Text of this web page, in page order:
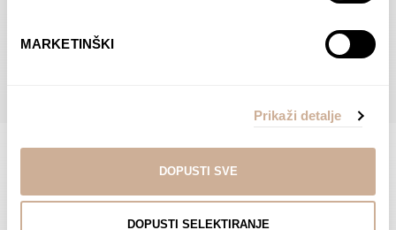
MARKETINŠKI
Prikaži detalje
DOPUSTI SVE
DOPUSTI SELEKTIRANJE
75,00 €
do
138,00 €
POGLEDAJTE SVE PROIZVODE U OVOJ KATEGORIJI
Limited Edition Fotografije